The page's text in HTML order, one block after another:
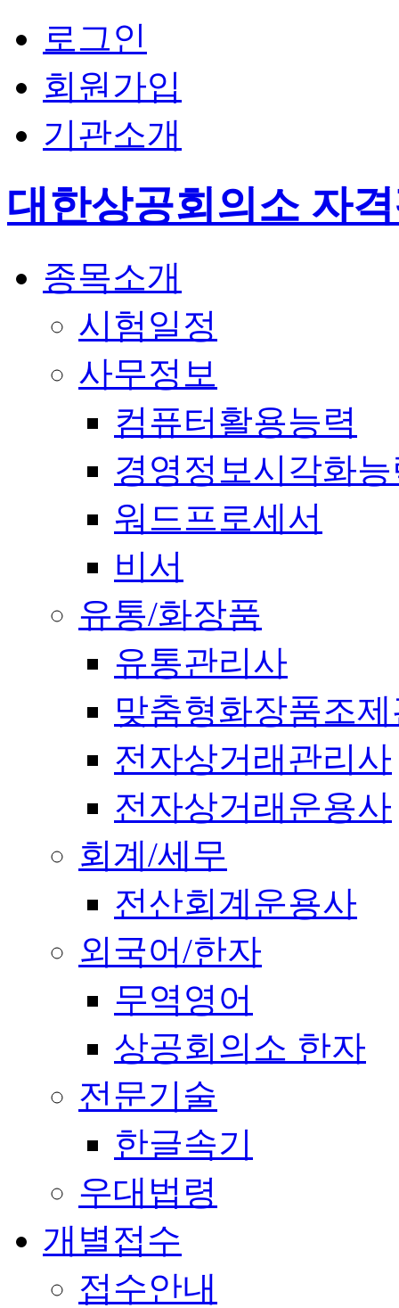
로그인
회원가입
기관소개
대한상공회의소 자
종목소개
시험일정
사무정보
컴퓨터활용능력
경영정보시각화
워드프로세서
비서
유통/화장품
유통관리사
맞춤형화장품조
전자상거래관리사
전자상거래운용사
회계/세무
전산회계운용사
외국어/한자
무역영어
상공회의소 한자
전문기술
한글속기
우대법령
개별접수
접수안내